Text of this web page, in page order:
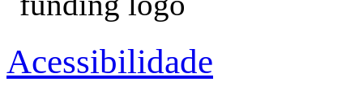
Acessibilidade